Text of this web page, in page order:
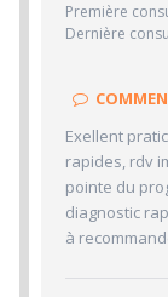
10/10
10/10
10/10
10/10
Première
Dernière
Exellent
rapides, rdv
pointe du
diagnostic
à